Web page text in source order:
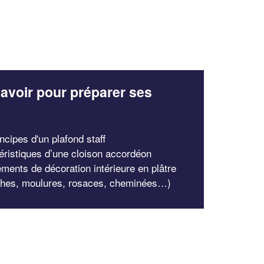
pour préparer ses
d'un plafond staff
d’une cloison accordéon
de décoration intérieure en plâtre
moulures, rosaces, cheminées…)